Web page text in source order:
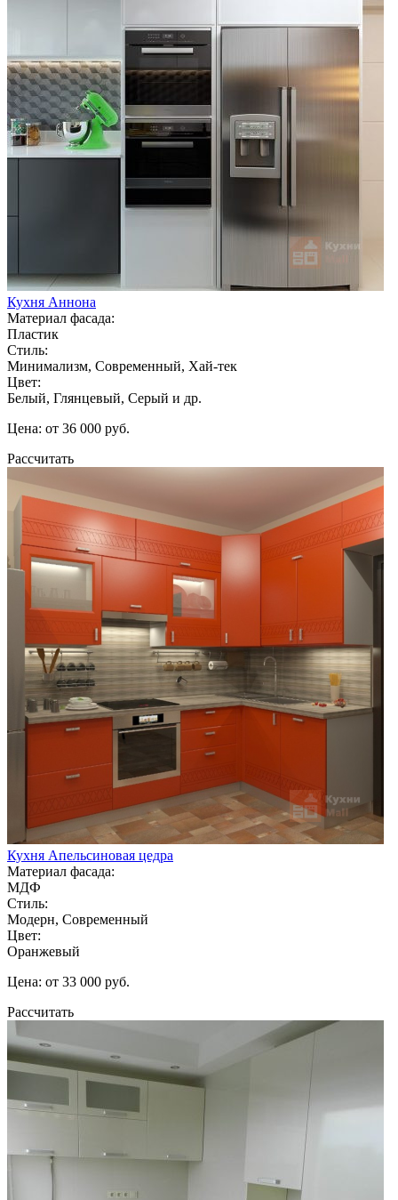
Кухня Аннона
Материал фасада:
Пластик
Стиль:
Минимализм, Современный, Хай-тек
Цвет:
Белый, Глянцевый, Серый и др.
Цена: от 36 000 руб.
Рассчитать
Кухня Апельсиновая цедра
Материал фасада:
МДФ
Стиль:
Модерн, Современный
Цвет:
Оранжевый
Цена: от 33 000 руб.
Рассчитать